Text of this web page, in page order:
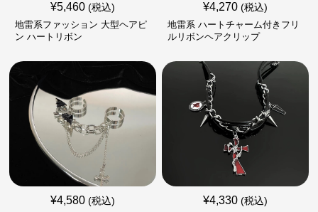
¥5,460 (税込)
地雷系ファッション 大型ヘアピ
ン ハートリボン
¥4,270 (税込)
地雷系 ハートチャーム付きフリ
ルリボンヘアクリップ
¥4,580 (税込) ¥4,330 (税込)